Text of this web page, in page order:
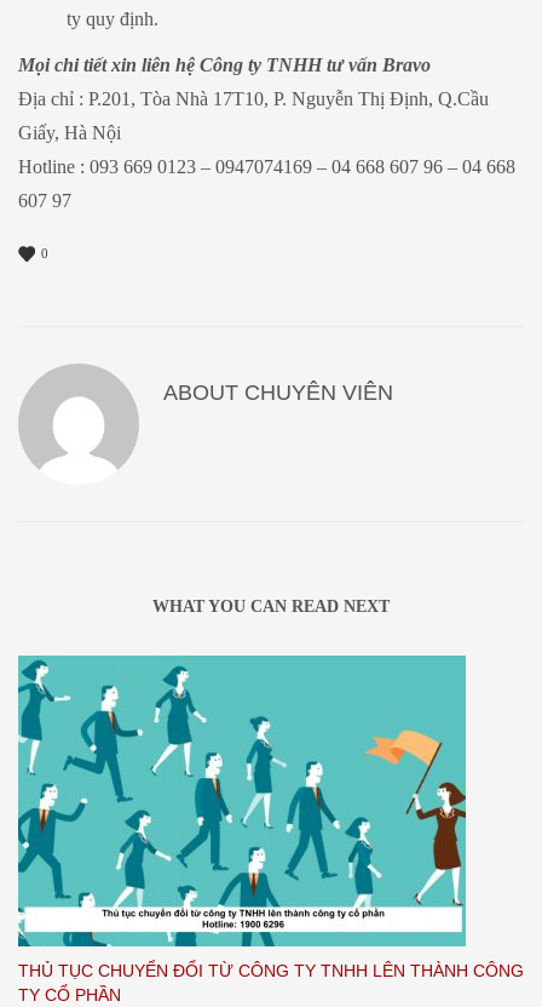
ty quy định.
Mọi chi tiết xin liên hệ Công ty TNHH tư vấn Bravo
Địa chỉ : P.201, Tòa Nhà 17T10, P. Nguyễn Thị Định, Q.Cầu
Giấy, Hà Nội
Hotline : 093 669 0123 – 0947074169 – 04 668 607 96 – 04 668
607 97
0
ABOUT CHUYÊN VIÊN
WHAT YOU CAN READ NEXT
THỦ TỤC CHUYỂN ĐỔI TỪ CÔNG TY TNHH LÊN THÀNH CÔNG
TY CỔ PHẦN